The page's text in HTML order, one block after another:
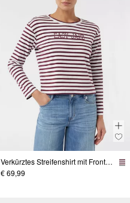
Verkürztes Streifenshirt mit Frontprint
€ 69,99